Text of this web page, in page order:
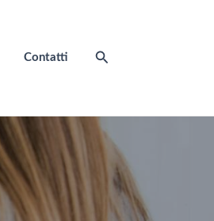
Contatti Cerca